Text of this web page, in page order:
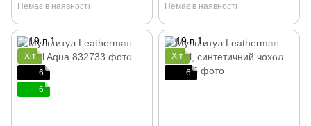
Немає в наявності Немає в наявності
Хіт
6
6
Хіт
6